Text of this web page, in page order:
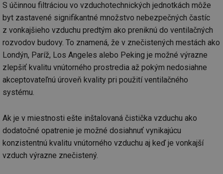
S účinnou filtráciou vo vzduchotechnických jednotkách môže
byt zastavené signifikantné množstvo nebezpečných častíc
z vonkajšieho vzduchu predtým ako preniknú do ventilačných
rozvodov budovy. To znamená, že v znečistených mestách ako
Londýn, Paríž, Los Angeles alebo Peking je možné výrazne
zlepšiť kvalitu vnútorného prostredia až pokým nedosiahne
akceptovateľnú úroveň kvality pri použití ventilačného
systému.
Ak je v miestnosti ešte inštalovaná čistička vzduchu ako
dodatočné opatrenie je možné dosiahnuť vynikajúcu
konzistentnú kvalitu vnútorného vzduchu aj keď je vonkajší
vzduch výrazne znečistený.